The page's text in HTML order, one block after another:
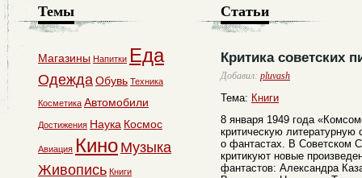
Статьи
Критика советских
Добавил: pluvash
Тема: Книги
8 января 1949 года
критическую
о фантастах. В Советском
критикуют новые
фантастов: Александра
Темы
Магазины Напитки Еда
ОдеждаОбувь Техника
Косметика Автомобили
Достижения Наука Космос
Авиация Кино Музыка
Живопись Книги